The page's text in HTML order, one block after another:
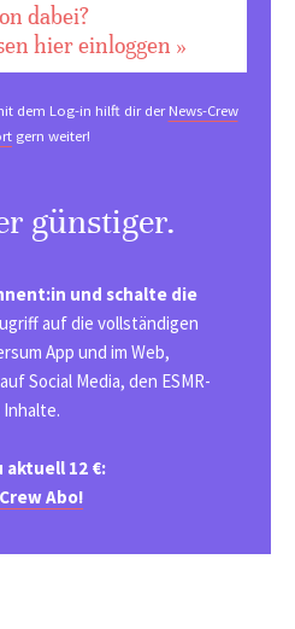
dabei?
hier einloggen »
dem Log-in hilft dir derNews-Crew
gern weiter!
günstiger.
und schalte die
auf die vollständigen
App und im Web,
Social Media, den ESMR-
aktuell 12 €:
Abo!